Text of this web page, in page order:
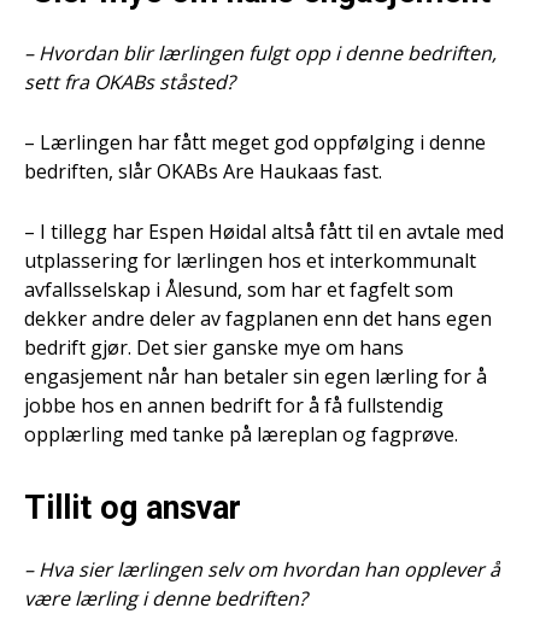
– Hvordan blir lærlingen fulgt opp i denne bedriften,
sett fra OKABs ståsted?
– Lærlingen har fått meget god oppfølging i denne
bedriften, slår OKABs Are Haukaas fast.
– I tillegg har Espen Høidal altså fått til en avtale med
utplassering for lærlingen hos et interkommunalt
avfallsselskap i Ålesund, som har et fagfelt som
dekker andre deler av fagplanen enn det hans egen
bedrift gjør. Det sier ganske mye om hans
engasjement når han betaler sin egen lærling for å
jobbe hos en annen bedrift for å få fullstendig
opplærling med tanke på læreplan og fagprøve.
Tillit og ansvar
– Hva sier lærlingen selv om hvordan han opplever å
være lærling i denne bedriften?